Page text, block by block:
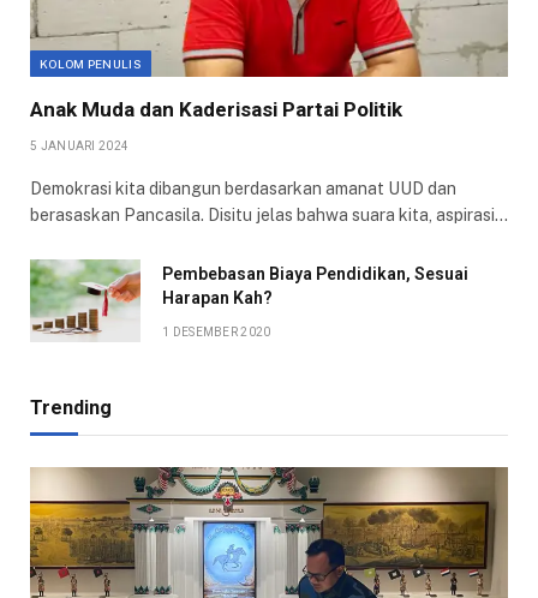
KOLOM PENULIS
Anak Muda dan Kaderisasi Partai Politik
5 JANUARI 2024
Demokrasi kita dibangun berdasarkan amanat UUD dan
berasaskan Pancasila. Disitu jelas bahwa suara kita, aspirasi…
Pembebasan Biaya Pendidikan, Sesuai
Harapan Kah?
1 DESEMBER 2020
Trending